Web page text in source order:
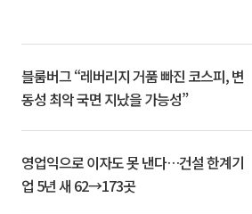
블룸버그 “레버리지 거품 빠진 코스피, 변
동성 최악 국면 지났을 가능성”
영업익으로 이자도 못 낸다…건설 한계기
업 5년 새 62→173곳